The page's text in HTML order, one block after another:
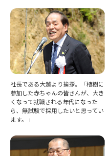
社長である大越より挨拶。「植樹に
参加した赤ちゃんの皆さんが、大き
くなって就職される年代になった
ら、無試験で採用したいと思ってい
ます。」